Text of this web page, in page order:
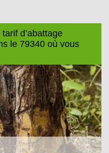
d’abattage
le 79340 où vous